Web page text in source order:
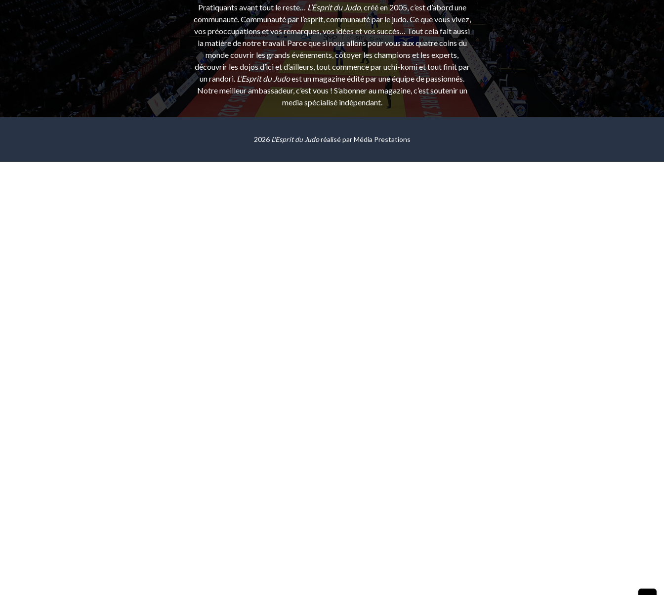
Pratiquants avant tout le reste… L’Esprit du Judo, créé en 2005, c’est d’abord une
communauté. Communauté par l’esprit, communauté par le judo. Ce que vous vivez,
vos préoccupations et vos remarques, vos idées et vos succès… Tout cela fait aussi
la matière de notre travail. Parce que si nous allons pour vous aux quatre coins du
monde couvrir les grands événements, côtoyer les champions et les experts,
découvrir les dojos d’ici et d’ailleurs, tout commence par uchi-komi et tout finit par
un randori. L’Esprit du Judoest un magazine édité par une équipe de passionnés.
Notre meilleur ambassadeur, c’est vous ! S’abonner au magazine, c’est soutenir un
media spécialisé indépendant.
2026 L'Esprit du Judoréalisé parMédia Prestations